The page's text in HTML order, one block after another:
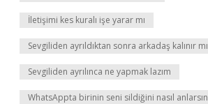
İletişimi kes kuralı işe yarar mı
Sevgiliden ayrıldıktan sonra arkadaş kalınır mı
Sevgiliden ayrılınca ne yapmak lazım
WhatsAppta birinin seni sildiğini nasıl anlarsın